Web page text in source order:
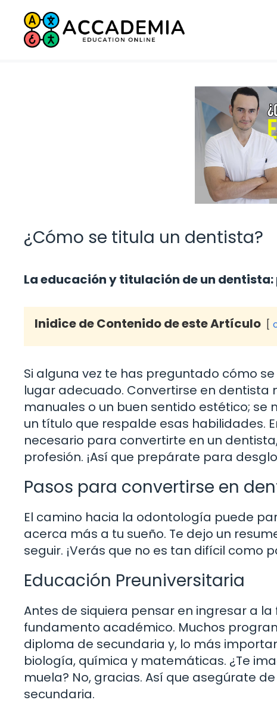
Saltar
contenido
¿Cómo se titula un dentista?
La educación y titulación de un
Inidice de Contenido de este Artículo
Si alguna vez te has preguntado cómo
lugar adecuado. Convertirse en dentista
manuales o un buen sentido estético; se
un título que respalde esas habilidades.
necesario para convertirte en un
profesión. ¡Así que prepárate para
Pasos para convertirse en
El camino hacia la odontología puede
acerca más a tu sueño. Te dejo un
seguir. ¡Verás que no es tan difícil como
Educación Preuniversitaria
Antes de siquiera pensar en ingresar a
fundamento académico. Muchos
diploma de secundaria y, lo más
biología, química y matemáticas. ¿Te
muela? No, gracias. Así que asegúrate
secundaria.